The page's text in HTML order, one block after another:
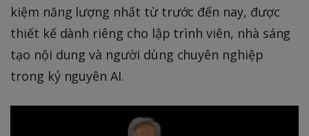
kiệm năng lượng nhất từ trước đến nay, được
thiết kế dành riêng cho lập trình viên, nhà sáng
tạo nội dung và người dùng chuyên nghiệp
trong kỷ nguyên AI.